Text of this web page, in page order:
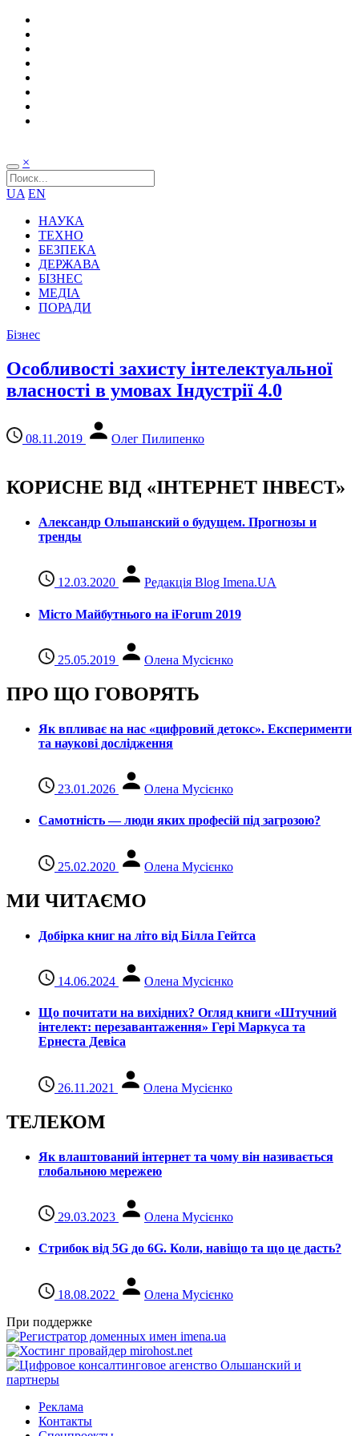
×
UA EN
НАУКА
ТЕХНО
БЕЗПЕКА
ДЕРЖАВА
БІЗНЕС
МЕДІА
ПОРАДИ
Бізнес
Особливості захисту інтелектуальної
власності в умовах Індустрії 4.0
08.11.2019 Олег Пилипенко
КОРИСНЕ ВІД «ІНТЕРНЕТ ІНВЕСТ»
Александр Ольшанский о будущем. Прогнозы и
тренды
12.03.2020 Редакція Blog Imena.UA
Місто Майбутнього на iForum 2019
25.05.2019 Олена Мусієнко
ПРО ЩО ГОВОРЯТЬ
Як впливає на нас «цифровий детокс». Експерименти
та наукові дослідження
23.01.2026 Олена Мусієнко
Самотність — люди яких професій під загрозою?
25.02.2020 Олена Мусієнко
МИ ЧИТАЄМО
Добірка книг на літо від Білла Гейтса
14.06.2024 Олена Мусієнко
Що почитати на вихідних? Огляд книги «Штучний
інтелект: перезавантаження» Гері Маркуса та
Ернеста Девіса
26.11.2021 Олена Мусієнко
ТЕЛЕКОМ
Як влаштований інтернет та чому він називається
глобальною мережею
29.03.2023 Олена Мусієнко
Стрибок від 5G до 6G. Коли, навіщо та що це даcть?
18.08.2022
Олена Мусієнко
При поддержке
Реклама
Контакты